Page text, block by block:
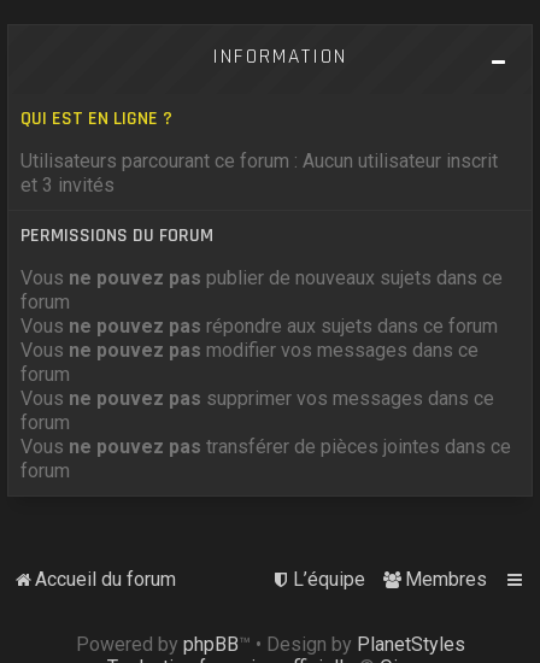
INFORMATION
QUI EST EN LIGNE ?
Utilisateurs parcourant ce forum : Aucun utilisateur inscrit
et 3 invités
PERMISSIONS DU FORUM
Vous ne pouvez pas publier de nouveaux sujets dans ce
forum
Vous ne pouvez pas répondre aux sujets dans ce forum
Vous ne pouvez pas modifier vos messages dans ce
forum
Vous ne pouvez pas supprimer vos messages dans ce
forum
Vous ne pouvez pas transférer de pièces jointes dans ce
forum
Accueil du forum Membres
L’équipe
Powered by phpBB™ • Design by PlanetStyles